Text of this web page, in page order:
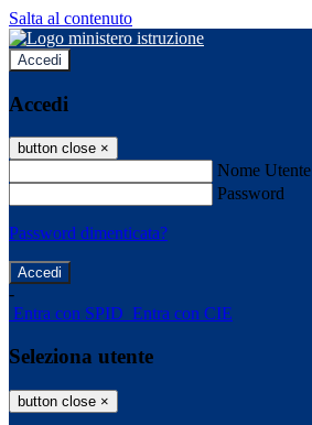
Salta al contenuto
Accedi
Accedi
button close ×
Nome Utente
Password
Password dimenticata?
-
Entra con SPID Entra con CIE
Seleziona utente
button close ×